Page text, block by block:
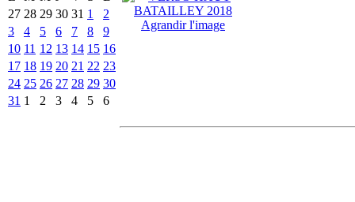
27 28 29 30 31 1
2
3
4 5 6 7 8
9
10 11 12 13 14 15 16
17 18 19 20 21 22 23
24 25 26 27 28 29 30
31 1 2 3 4 5 6
Agrandir l'image